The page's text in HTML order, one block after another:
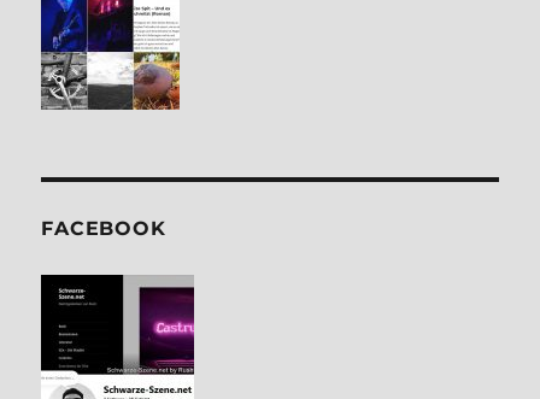
FACE­BOOK